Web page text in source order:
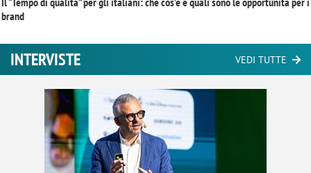
brand
INTERVISTE VEDI TUTTE